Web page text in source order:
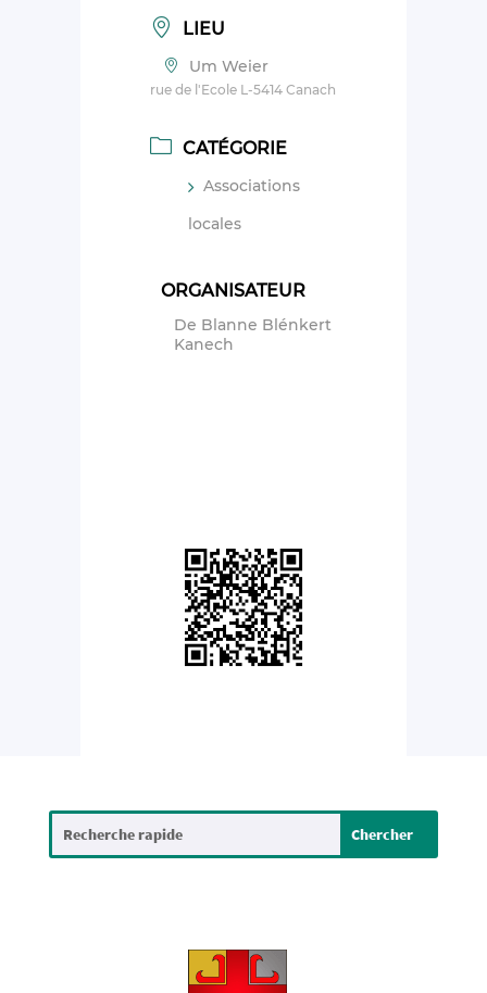
LIEU
Um Weier
rue de l'Ecole L-5414 Canach
CATÉGORIE
Associations
locales
ORGANISATEUR
De Blanne Blénkert
Kanech